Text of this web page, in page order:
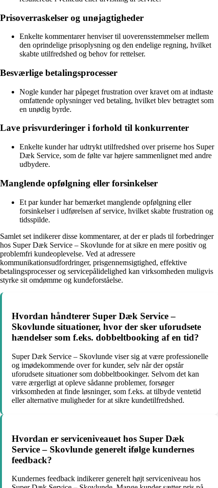
Prisoverraskelser og unøjagtigheder
Enkelte kommentarer henviser til uoverensstemmelser mellem
den oprindelige prisoplysning og den endelige regning, hvilket
skabte utilfredshed og behov for rettelser.
Besværlige betalingsprocesser
Nogle kunder har påpeget frustration over kravet om at indtaste
omfattende oplysninger ved betaling, hvilket blev betragtet som
en unødig byrde.
Lave prisvurderinger i forhold til konkurrenter
Enkelte kunder har udtrykt utilfredshed over priserne hos Super
Dæk Service, som de følte var højere sammenlignet med andre
udbydere.
Manglende opfølgning eller forsinkelser
Et par kunder har bemærket manglende opfølgning eller
forsinkelser i udførelsen af service, hvilket skabte frustration og
tidsspilde.
Samlet set indikerer disse kommentarer, at der er plads til forbedringer
hos Super Dæk Service – Skovlunde for at sikre en mere positiv og
problemfri kundeoplevelse. Ved at adressere
kommunikationsudfordringer, prisgennemsigtighed, effektive
betalingsprocesser og servicepålidelighed kan virksomheden muligvis
styrke sit omdømme og kundeforståelse.
Hvordan håndterer Super Dæk Service –
Skovlunde situationer, hvor der sker uforudsete
hændelser som f.eks. dobbeltbooking af en tid?
Super Dæk Service – Skovlunde viser sig at være professionelle
og imødekommende over for kunder, selv når der opstår
uforudsete situationer som dobbeltbookinger. Selvom det kan
være ærgerligt at opleve sådanne problemer, forsøger
virksomheden at finde løsninger, som f.eks. at tilbyde ventetid
eller alternative muligheder for at sikre kundetilfredshed.
Hvordan er serviceniveauet hos Super Dæk
Service – Skovlunde generelt ifølge kundernes
feedback?
Kundernes feedback indikerer generelt højt serviceniveau hos